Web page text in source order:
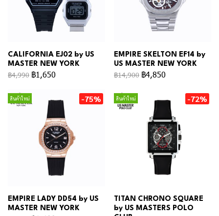
CALIFORNIA EJ02 by US
MASTER NEW YORK
฿4,990 ฿1,650
EMPIRE SKELTON EF14 by
US MASTER NEW YORK
฿14,900 ฿4,850
สินค้าใหม่ -75%
EMPIRE LADY DD54 by US
MASTER NEW YORK
สินค้าใหม่ -72%
TITAN CHRONO SQUARE
by US MASTERS POLO